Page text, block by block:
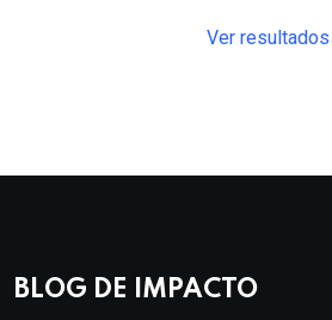
Ver resultados
BLOG DE IMPACTO